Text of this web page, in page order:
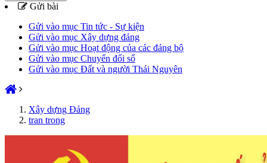
Gửi bài
Gửi vào mục Tin tức - Sự kiện
Gửi vào mục Xây dựng đảng
Gửi vào mục Hoạt động của các đảng bộ
Gửi vào mục Chuyển đổi số
Gửi vào mục Đất và người Thái Nguyên
Xây dựng Đảng
tran trong